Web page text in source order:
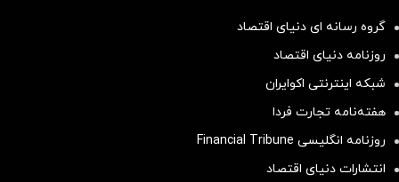
گروه رسانه ای دنیای اقتصاد
روزنامه دنیای اقتصاد
شبکه اینترنتی اکوایران
هفته‌نامه تجارت فردا
روزنامه انگلیسی Financial Tribune
انتشارات دنیای اقتصاد